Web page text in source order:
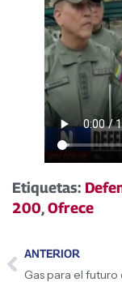
Etiquetas:
200,Ofrece
ANTERIOR